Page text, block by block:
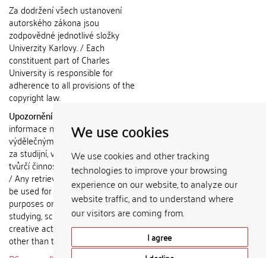
We use cookies
We use cookies and other tracking
technologies to improve your browsing
experience on our website, to analyze our
website traffic, and to understand where
our visitors are coming from.
I agree
Za dodržení všech ustanovení
autorského zákona jsou
zodpovědné jednotlivé složky
Univerzity Karlovy. / Each
constituent part of Charles
University is responsible for
adherence to all provisions of the
copyright law.
Upozornění / Notice:
informace nemohou být použity k
výdělečným účelům nebo vydávány
za studijní, vědeckou nebo jinou
tvůrčí činnost jiné osoby než autora.
/ Any retrieved information shall not
be used for any commercial
purposes or claimed as results of
studying, scientific or any other
creative activities of any person
other than the author.